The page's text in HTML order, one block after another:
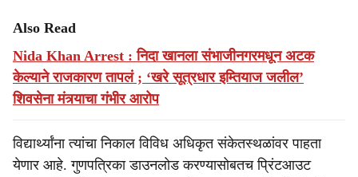
Also Read
Nida Khan Arrest : निदा खानला संभाजीनगरमधून अटक
केल्याने राजकारण तापलं ; ‘खरे सूत्रधार इम्तियाज जलील’
शिवसेना मंत्र्याचा गंभीर आरोप
विद्यार्थ्यांना त्यांचा निकाल विविध अधिकृत संकेतस्थळांवर पाहता
येणार आहे. गुणपत्रिका डाउनलोड करण्यासोबतच प्रिंटआउट